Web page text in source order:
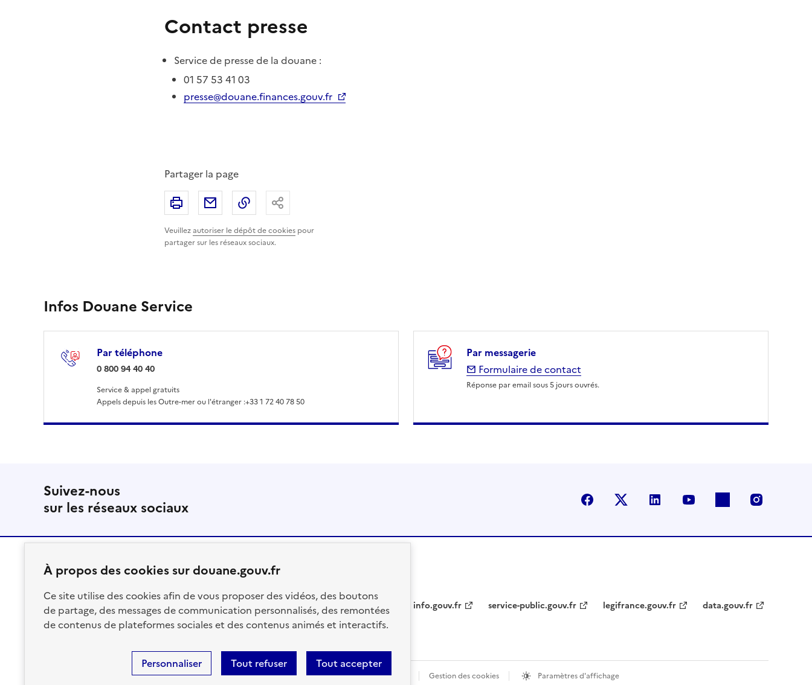
À propos des cookies sur douane.gouv.fr
Ce site utilise des cookies afin de vous proposer des vidéos, des boutons
de partage, des messages de communication personnalisés, des remontées
de contenus de plateformes sociales et des contenus animés et interactifs.
Tout accepter
Tout refuser
Personnaliser
Contact presse
Service de presse de la douane :
01 57 53 41 03
presse@douane.finances.gouv.fr
Partager la page
Veuillezautoriser le dépôt de cookies pour
partager sur les réseaux sociaux.
Imprimer Partager par email
Copier le lien
Infos Douane Service
Par téléphone
: 0 800 94 40 40
0 800 94 40 40
Service & appel gratuits
Appels depuis les Outre-mer ou l'étranger :+33 1 72 40 78 50
Par messagerie
Formulaire de contact
Réponse par email sous 5 jours ouvrés.
Suivez-nous
sur les réseaux sociaux
FacebookX (anciennement Twitter)
LinkedIn Flickr
RÉPUBLIQUE
FRANÇAISE info.gouv.fr service-public.gouv.fr legifrance.gouv.fr data.gouv.fr
Accessibilité : partiellement conforme Mentions légales Données personnelles Gestion des cookies Paramètres d'affichage